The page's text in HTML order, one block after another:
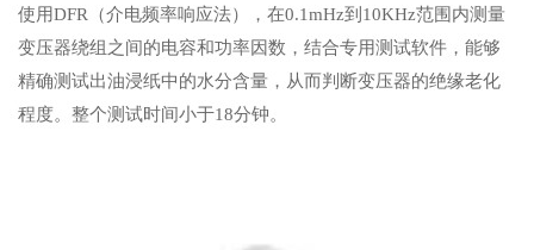
使用DFR（介电频率响应法），在0.1mHz到10KHz范围内测量
变压器绕组之间的电容和功率因数，结合专用测试软件，能够
精确测试出油浸纸中的水分含量，从而判断变压器的绝缘老化
程度。整个测试时间小于18分钟。